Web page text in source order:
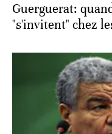
Guerguerat:
"s'invitent" chez